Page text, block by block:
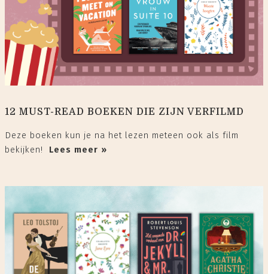
12 MUST-READ BOEKEN DIE ZIJN VERFILMD
Deze boeken kun je na het lezen meteen ook als film
bekijken! Lees meer »